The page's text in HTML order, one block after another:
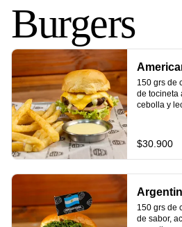
Burgers
150 grs de
de tocineta
cebolla y
de un
directo a la
cada
$30.900
150 grs de
de sabor,